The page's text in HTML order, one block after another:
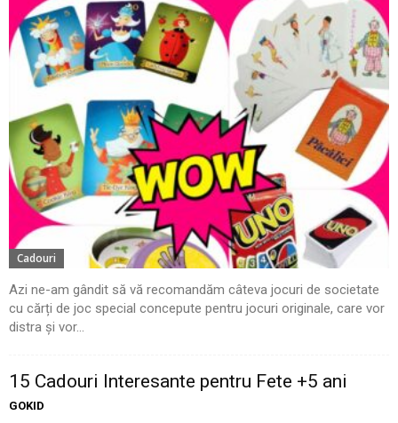
Cadouri
Azi ne-am gândit să vă recomandăm câteva jocuri de societate
cu cărți de joc special concepute pentru jocuri originale, care vor
distra și vor...
15 Cadouri Interesante pentru Fete +5 ani
GOKID